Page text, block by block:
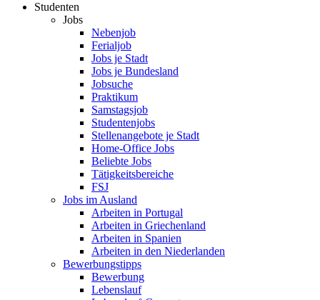
Studenten
Jobs
Nebenjob
Ferialjob
Jobs je Stadt
Jobs je Bundesland
Jobsuche
Praktikum
Samstagsjob
Studentenjobs
Stellenangebote je Stadt
Home-Office Jobs
Beliebte Jobs
Tätigkeitsbereiche
FSJ
Jobs im Ausland
Arbeiten in Portugal
Arbeiten in Griechenland
Arbeiten in Spanien
Arbeiten in den Niederlanden
Bewerbungstipps
Bewerbung
Lebenslauf